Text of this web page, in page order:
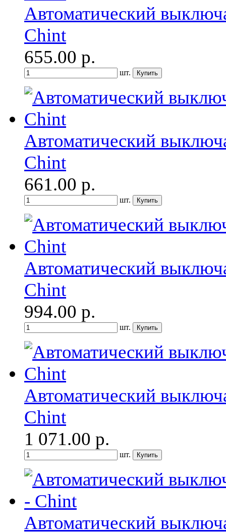
Автоматический
Chint
655.00 р.
шт.
Автоматический
Chint
661.00 р.
шт.
Автоматический
Chint
994.00 р.
шт.
Автоматический
Chint
1 071.00 р.
шт.
Автоматический